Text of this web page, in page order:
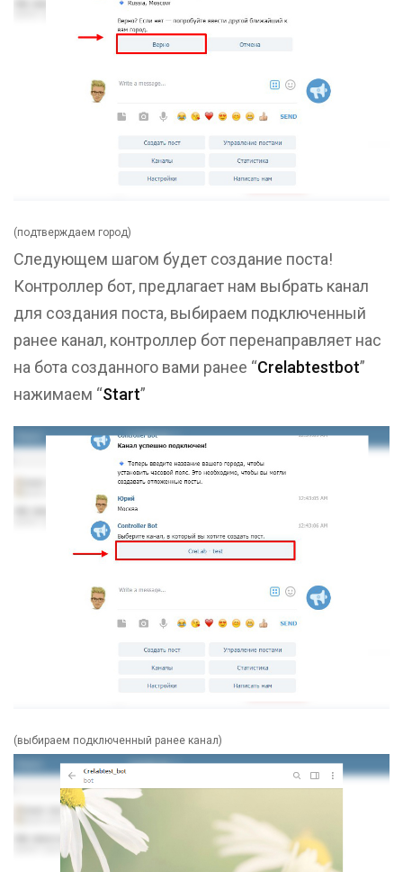
(подтверждаем город)
Следующем шагом будет создание поста!
Контроллер бот, предлагает нам выбрать канал
для создания поста, выбираем подключенный
ранее канал, контроллер бот перенаправляет нас
на бота созданного вами ранее “Crelabtestbot”
нажимаем “Start”
(выбираем подключенный ранее канал)